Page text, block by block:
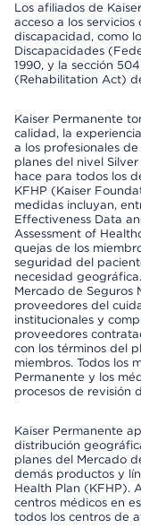
Los afiliados de
acceso a los
discapacidad, como
Discapacidades
1990, y la sección
(Rehabilitation Act)
Kaiser Permanente
calidad, la
a los profesionales
planes del nivel
hace para todos los
KFHP (Kaiser
medidas incluyan,
Effectiveness Data
Assessment of
quejas de los
seguridad del
necesidad
Mercado de Seguros
proveedores del
institucionales y
proveedores
con los términos del
miembros. Todos los
Permanente y los
procesos de revisión
Kaiser Permanente
distribución
planes del Mercado
demás productos y
Health Plan (KFHP).
centros médicos en
todos los centros de